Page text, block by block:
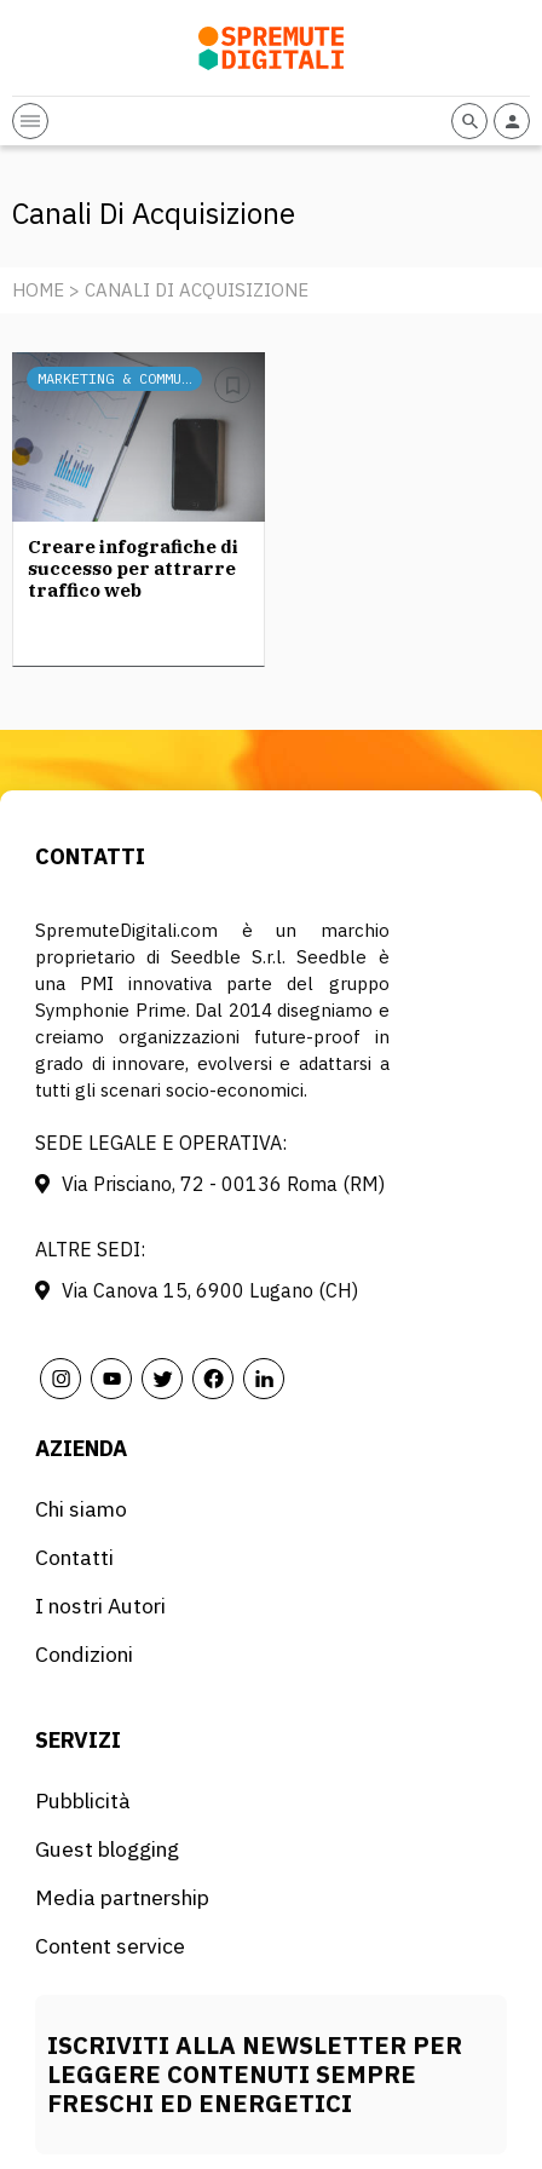
Canali Di Acquisizione
HOME > CANALI DI ACQUISIZIONE
MARKETING & COMMUNICATION
Creare infografiche di
successo per attrarre
traffico web
CONTATTI
SpremuteDigitali.com è un marchio
proprietario di Seedble S.r.l. Seedble è
una PMI innovativa parte del gruppo
Symphonie Prime. Dal 2014 disegniamo e
creiamo organizzazioni future-proof in
grado di innovare, evolversi e adattarsi a
tutti gli scenari socio-economici.
SEDE LEGALE E OPERATIVA:
Via Prisciano, 72 - 00136 Roma (RM)
ALTRE SEDI:
Via Canova 15, 6900 Lugano (CH)
AZIENDA
Chi siamo
Contatti
I nostri Autori
Condizioni
SERVIZI
Pubblicità
Guest blogging
Media partnership
Content service
ISCRIVITI ALLA NEWSLETTER PER
LEGGERE CONTENUTI SEMPRE
FRESCHI ED ENERGETICI